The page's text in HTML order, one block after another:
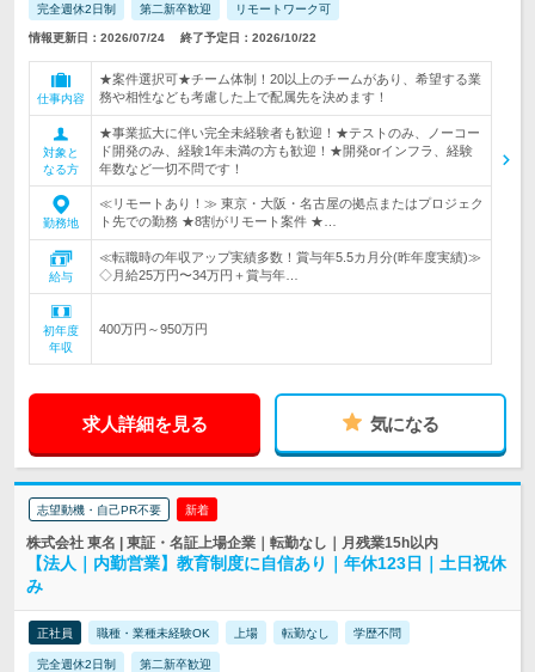
完全週休2日制 第二新卒歓迎 リモートワーク可
情報更新日：2026/07/24 終了予定日：2026/10/22
仕事内容
★案件選択可★チーム体制！20以上のチームがあり、希望する業
務や相性なども考慮した上で配属先を決めます！
対象と
なる方
★事業拡大に伴い完全未経験者も歓迎！★テストのみ、ノーコー
ド開発のみ、経験1年未満の方も歓迎！★開発orインフラ、経験
年数など一切不問です！
勤務地
≪リモートあり！≫ 東京・大阪・名古屋の拠点またはプロジェク
ト先での勤務 ★8割がリモート案件 ★…
給与
≪転職時の年収アップ実績多数！賞与年5.5カ月分(昨年度実績)≫
◇月給25万円〜34万円＋賞与年…
初年度
年収
400万円～950万円
求人詳細を見る 気になる
志望動機・自己PR不要 新着
株式会社 東名 | 東証・名証上場企業｜転勤なし｜月残業15h以内
【法人｜内勤営業】教育制度に自信あり｜年休123日｜土日祝休
み
正社員 職種・業種未経験OK 上場 転勤なし 学歴不問
完全週休2日制 第二新卒歓迎